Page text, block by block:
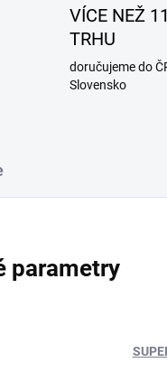
VÍCE NEŽ
TRHU
doručujeme do
Slovensko
parametry